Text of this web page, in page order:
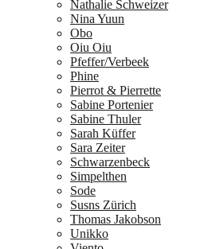
Nathalie Schweizer
Nina Yuun
Obo
Oiu Oiu
Pfeffer/Verbeek
Phine
Pierrot & Pierrette
Sabine Portenier
Sabine Thuler
Sarah Küffer
Sara Zeiter
Schwarzenbeck
Simpelthen
Sode
Susns Zürich
Thomas Jakobson
Unikko